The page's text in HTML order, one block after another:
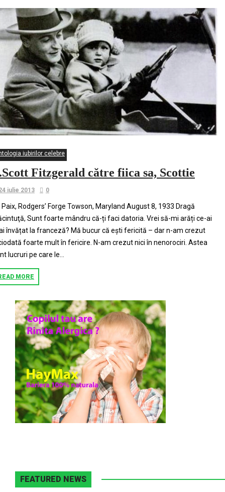
iubirilor celebre
Fitzgerald către fiica sa, Scottie
iulie 2013 0
Paix, Rodgers’ Forge Towson, Maryland August 8, 1933 Dragă
Sunt foarte mândru că-ți faci datoria. Vrei să-mi arăți ce-ai
învățat la franceză? Mă bucur că ești fericită – dar n-am crezut
foarte mult în fericire. N-am crezut nici în nenorociri. Astea
lucruri pe care le...
MORE
FEATURED NEWS